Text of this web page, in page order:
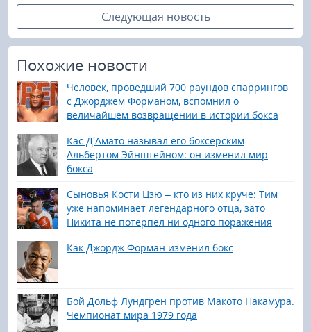
Следующая новость
Похожие новости
Человек, проведший 700 раундов спаррингов
с Джорджем Форманом, вспомнил о
величайшем возвращении в истории бокса
Кас Д’Амато называл его боксерским
Альбертом Эйнштейном: он изменил мир
бокса
Сыновья Кости Цзю – кто из них круче: Тим
уже напоминает легендарного отца, зато
Никита не потерпел ни одного поражения
Как Джордж Форман изменил бокс
Бой Дольф Лундгрен против Макото Накамура.
Чемпионат мира 1979 года